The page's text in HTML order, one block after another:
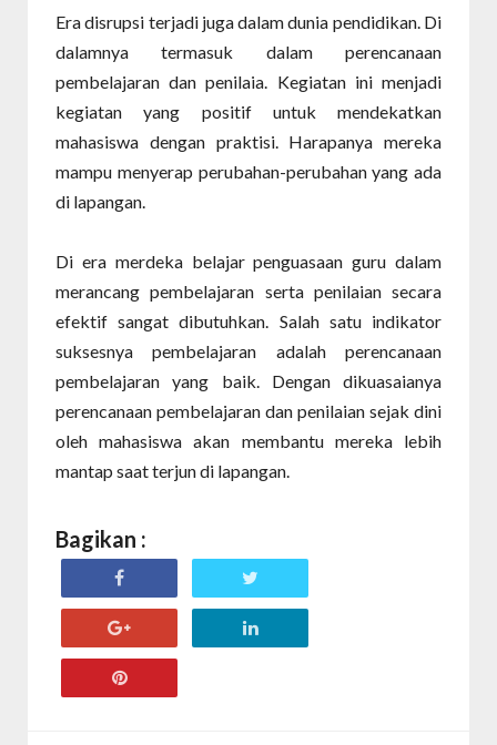
Era disrupsi terjadi juga dalam dunia pendidikan. Di
dalamnya termasuk dalam perencanaan
pembelajaran dan penilaia. Kegiatan ini menjadi
kegiatan yang positif untuk mendekatkan
mahasiswa dengan praktisi. Harapanya mereka
mampu menyerap perubahan-perubahan yang ada
di lapangan.
Di era merdeka belajar penguasaan guru dalam
merancang pembelajaran serta penilaian secara
efektif sangat dibutuhkan. Salah satu indikator
suksesnya pembelajaran adalah perencanaan
pembelajaran yang baik. Dengan dikuasaianya
perencanaan pembelajaran dan penilaian sejak dini
oleh mahasiswa akan membantu mereka lebih
mantap saat terjun di lapangan.
Bagikan :